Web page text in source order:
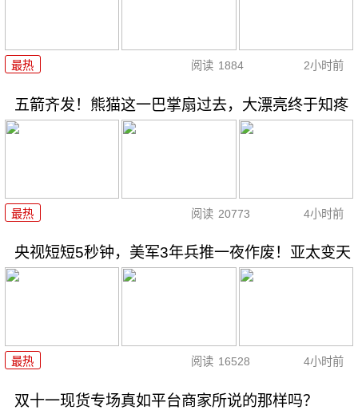
最热 阅读 1884 2小时前
五箭齐发！熊猫这一巴掌扇过去，大漂亮终于知疼
最热 阅读 20773 4小时前
央视短短5秒钟，美军3年兵推一夜作废！亚太变天
最热 阅读 16528 4小时前
双十一现货专场真如平台商家所说的那样吗？